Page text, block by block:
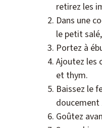
retirez les
Dans une
le petit
Portez à
Ajoutez les
et thym.
Baissez le
doucement
Goûtez